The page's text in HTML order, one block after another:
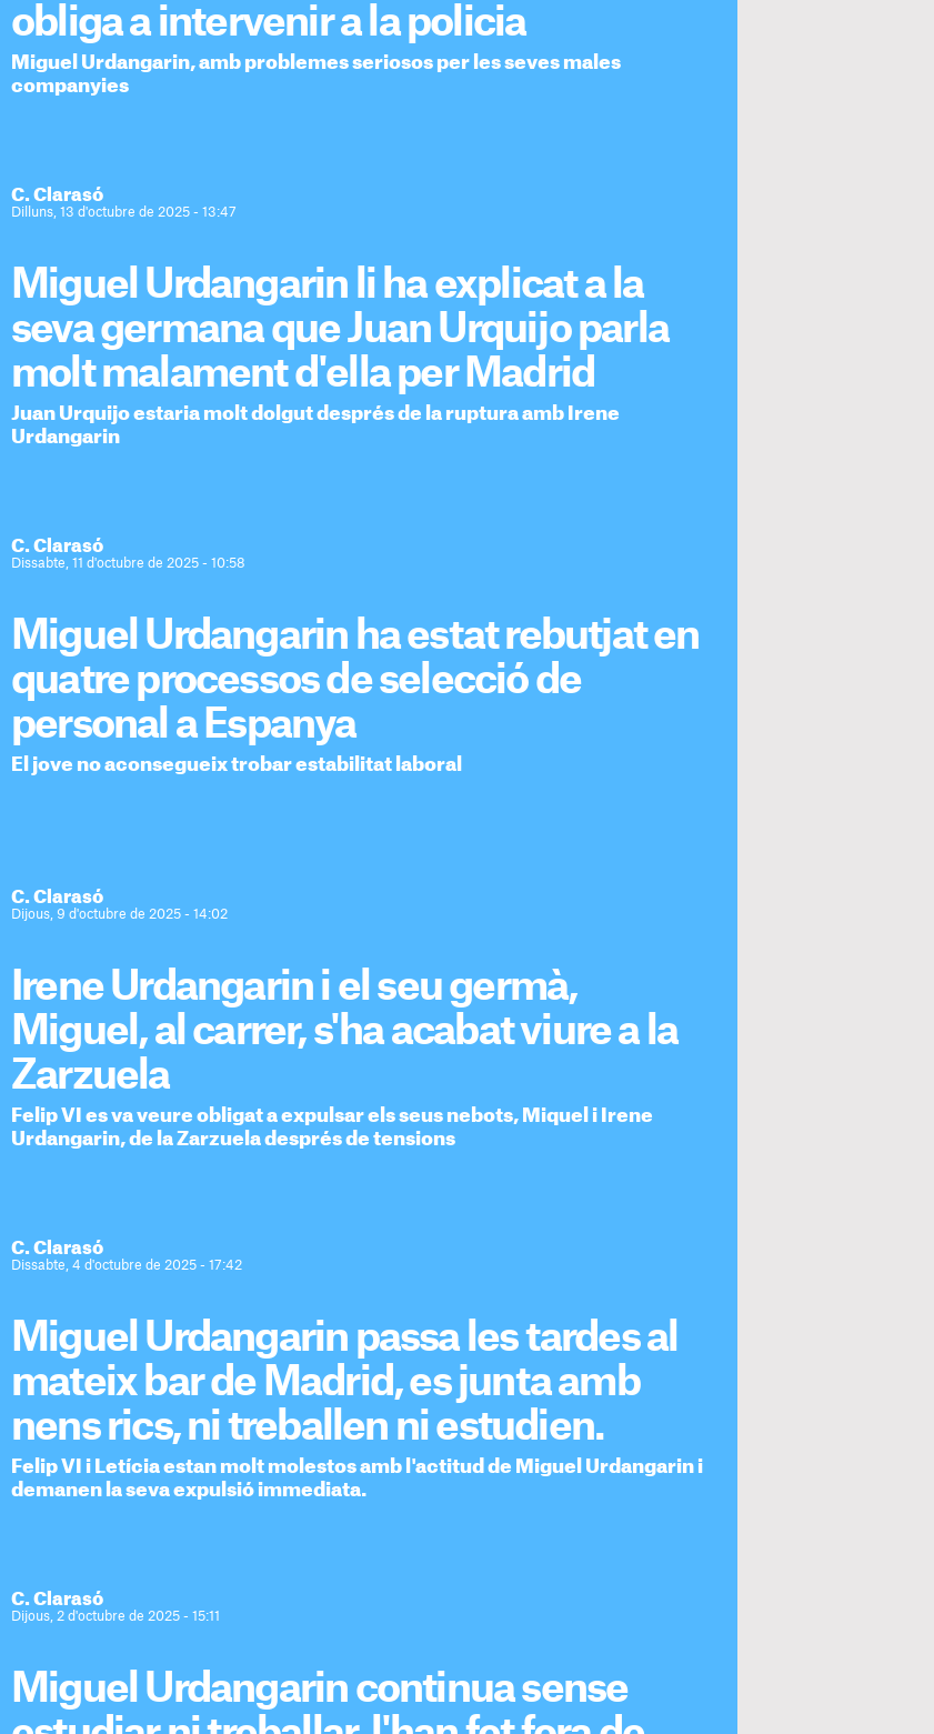
obliga a intervenir a la policia
Miguel Urdangarin, amb problemes seriosos per les seves males
companyies
C. Clarasó
Dilluns, 13 d'octubre de 2025 - 13:47
Miguel Urdangarin li ha explicat a la
seva germana que Juan Urquijo parla
molt malament d'ella per Madrid
Juan Urquijo estaria molt dolgut després de la ruptura amb Irene
Urdangarin
C. Clarasó
Dissabte, 11 d'octubre de 2025 - 10:58
Miguel Urdangarin ha estat rebutjat en
quatre processos de selecció de
personal a Espanya
El jove no aconsegueix trobar estabilitat laboral
C. Clarasó
Dijous, 9 d'octubre de 2025 - 14:02
Irene Urdangarin i el seu germà,
Miguel, al carrer, s'ha acabat viure a la
Zarzuela
Felip VI es va veure obligat a expulsar els seus nebots, Miquel i Irene
Urdangarin, de la Zarzuela després de tensions
C. Clarasó
Dissabte, 4 d'octubre de 2025 - 17:42
Miguel Urdangarin passa les tardes al
mateix bar de Madrid, es junta amb
nens rics, ni treballen ni estudien.
Felip VI i Letícia estan molt molestos amb l'actitud de Miguel Urdangarin i
demanen la seva expulsió immediata.
C. Clarasó
Dijous, 2 d'octubre de 2025 - 15:11
Miguel Urdangarin continua sense